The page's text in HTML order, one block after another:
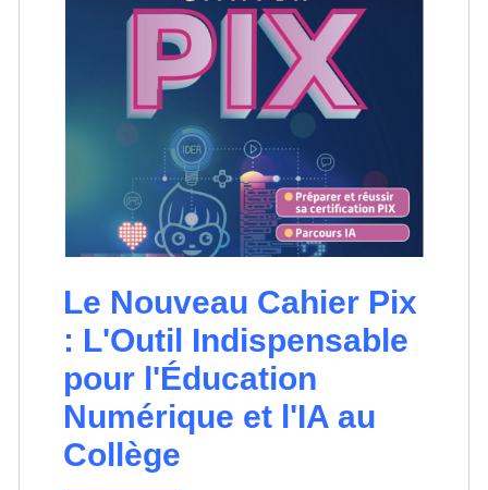
Le Nouveau Cahier Pix
: L'Outil Indispensable
pour l'Éducation
Numérique et l'IA au
Collège